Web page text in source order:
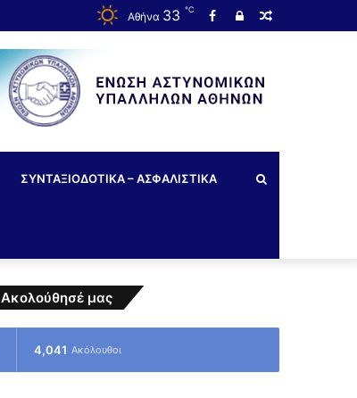
Αθήνα 33 ℃
ΣΥΝΤΑΞΙΟΔΟΤΙΚΑ – ΑΣΦΑΛΙΣΤΙΚΑ
Ακολούθησέ μας
4,041 Ακόλουθοι